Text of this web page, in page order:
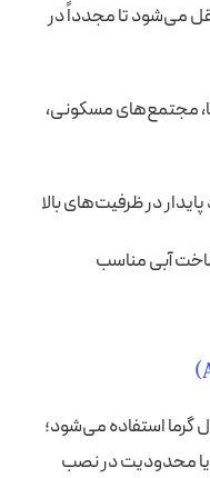
می‌شود تا مجدداً در
مجتمع‌های مسکونی،
در ظرفیت‌های بالا
آبی مناسب
گرما استفاده می‌شود؛
یا محدودیت در نصب